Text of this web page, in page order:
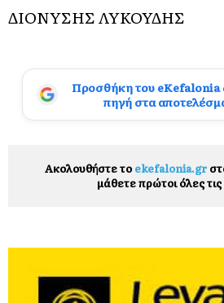
ΔΙΟΝΥΣΗΣ ΛΥΚΟΥΔΗΣ
Προσθήκη του eKefalonia
πηγή στα
Ακολουθήστε το ekefalonia.gr
μάθετε πρώτοι όλες τις